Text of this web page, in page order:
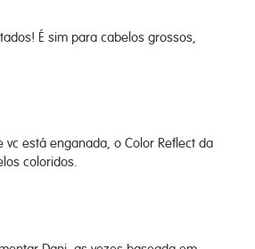
É sim para cabelos grossos,
vc está enganada, o Color Reflect da
coloridos.